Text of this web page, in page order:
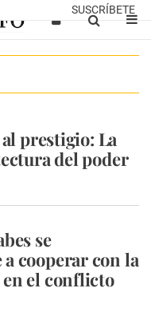
SUSCRÍBETE
prestigio: La
del poder
se
cooperar con la
en el conflicto